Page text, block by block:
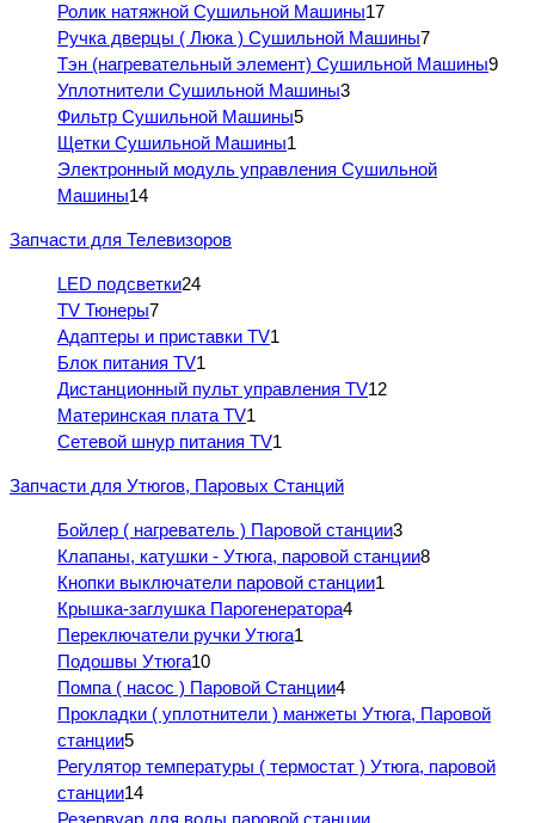
Ролик натяжной Сушильной Машины17
Ручка дверцы ( Люка ) Сушильной Машины7
Тэн (нагревательный элемент) Сушильной Машины9
Уплотнители Сушильной Машины3
Фильтр Сушильной Машины5
Щетки Сушильной Машины1
Электронный модуль управления Сушильной
Машины14
Запчасти для Телевизоров
LED подсветки24
TV Тюнеры7
Адаптеры и приставки TV1
Блок питания TV1
Дистанционный пульт управления TV12
Материнская плата TV1
Сетевой шнур питания TV1
Запчасти для Утюгов, Паровых Станций
Бойлер ( нагреватель ) Паровой станции3
Клапаны, катушки - Утюга, паровой станции8
Кнопки выключатели паровой станции1
Крышка-заглушка Парогенератора4
Переключатели ручки Утюга1
Подошвы Утюга10
Помпа ( насос ) Паровой Станции4
Прокладки ( уплотнители ) манжеты Утюга, Паровой
станции5
Регулятор температуры ( термостат ) Утюга, паровой
станции14